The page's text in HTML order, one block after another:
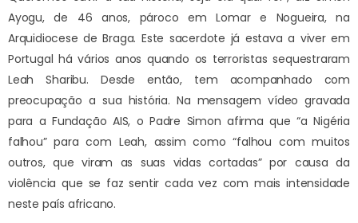
Ayogu, de 46 anos, pároco em Lomar e Nogueira, na
Arquidiocese de Braga. Este sacerdote já estava a viver em
Portugal há vários anos quando os terroristas sequestraram
Leah Sharibu. Desde então, tem acompanhado com
preocupação a sua história. Na mensagem vídeo gravada
para a Fundação AIS, o Padre Simon afirma que “a Nigéria
falhou” para com Leah, assim como “falhou com muitos
outros, que viram as suas vidas cortadas” por causa da
violência que se faz sentir cada vez com mais intensidade
neste país africano.